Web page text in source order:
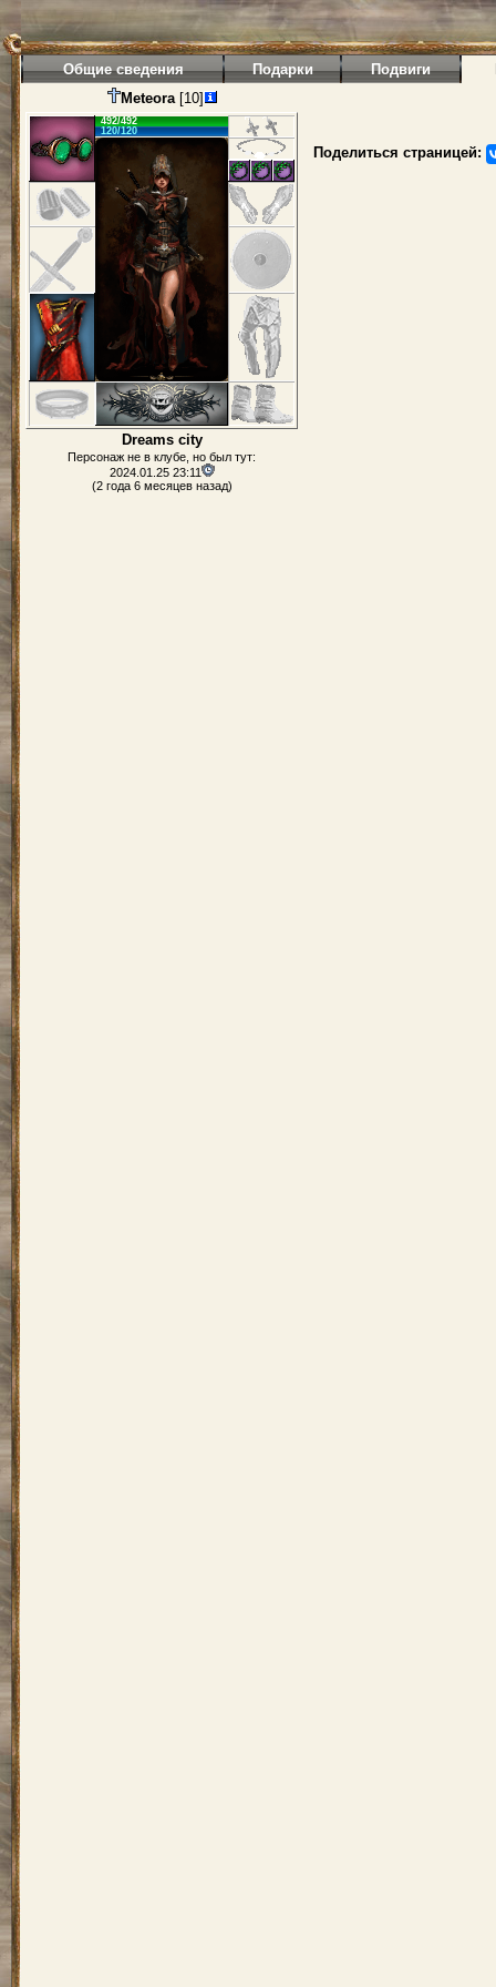
Общие сведения Подарки Подвиги
Meteora[10]
492/492
120/120
Dreams city
Персонаж не в клубе, но был тут:
2024.01.25 23:11
(2 года 6 месяцев назад)
Поделиться страницей: